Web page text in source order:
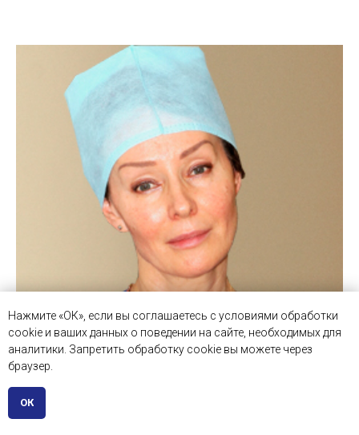
СДОБНИКОВА
СВЕТЛАНА
Нажмите «ОК», если вы соглашаетесь с условиями обработки
cookie и ваших данных о поведении на сайте, необходимых для
аналитики. Запретить обработку cookie вы можете через
браузер.
ОК